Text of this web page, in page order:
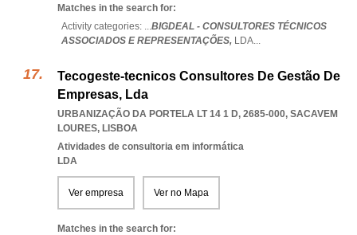
Matches in the search for:
Activity categories: ...BIGDEAL - CONSULTORES TÉCNICOS
ASSOCIADOS E REPRESENTAÇÕES, LDA...
Tecogeste-tecnicos Consultores De Gestão De
Empresas, Lda
URBANIZAÇÃO DA PORTELA LT 14 1 D, 2685-000, SACAVEM
LOURES, LISBOA
Atividades de consultoria em informática
LDA
Ver empresa Ver no Mapa
Matches in the search for: